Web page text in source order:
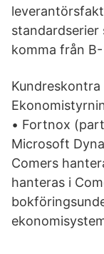
standardserier
komma från
• Fortnox
Microsoft
Comers
hanteras i